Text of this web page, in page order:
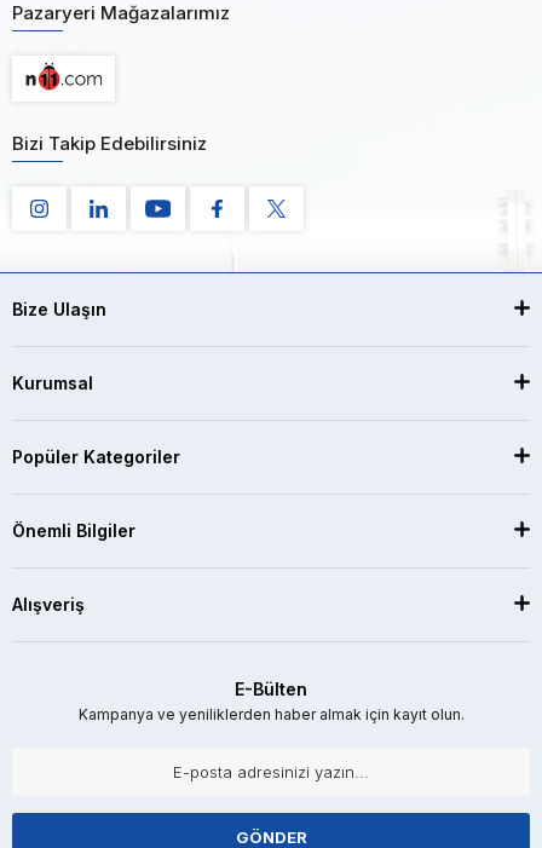
Pazaryeri Mağazalarımız
Bizi Takip Edebilirsiniz
Bize Ulaşın
Kurumsal
Popüler Kategoriler
Önemli Bilgiler
Alışveriş
E-Bülten
Kampanya ve yeniliklerden haber almak için kayıt olun.
GÖNDER